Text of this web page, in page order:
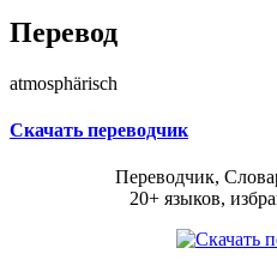
Перевод
atmosphärisch
Скачать переводчик
Переводчик,
20+ языков,